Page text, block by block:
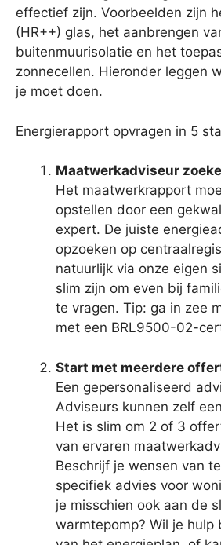
effectief zijn. Voorbeelden zijn
(HR++) glas, het aanbrengen
buitenmuurisolatie en het
zonnecellen. Hieronder leggen
je moet doen.
Energierapport opvragen in 5
Maatwerkadviseur
Het maatwerkrapport
opstellen door een
expert. De juiste
opzoeken op
natuurlijk via onze eigen
slim zijn om even bij
te vragen. Tip: ga in zee
met een BRL9500-02-
Start met meerdere
Een gepersonaliseerd
Adviseurs kunnen zelf
Het is slim om 2 of 3
van ervaren
Beschrijf je wensen van
specifiek advies voor
je misschien ook aan de
warmtepomp? Wil je hulp